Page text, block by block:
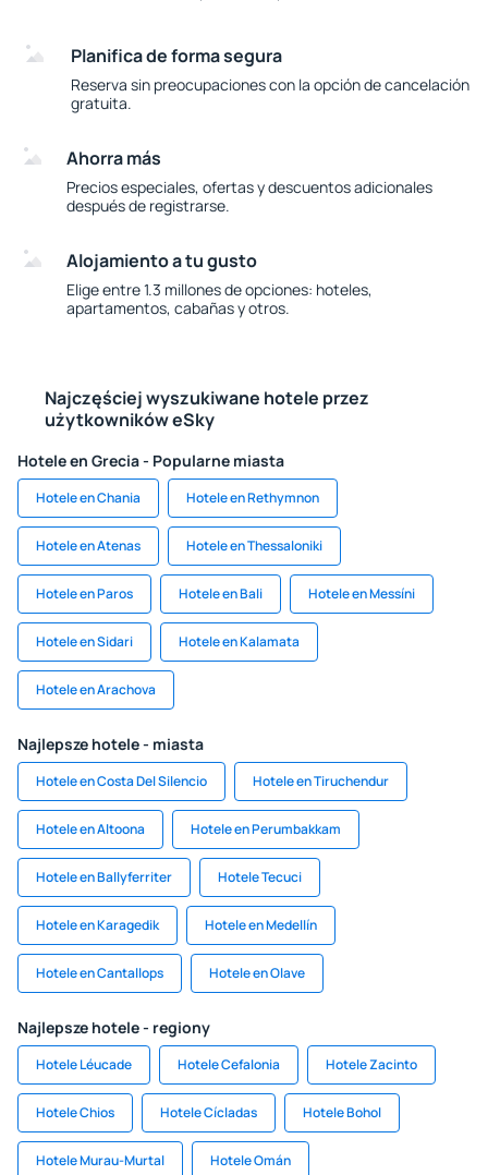
Planifica de forma segura
Reserva sin preocupaciones con la opción de cancelación
gratuita.
Ahorra más
Precios especiales, ofertas y descuentos adicionales
después de registrarse.
Alojamiento a tu gusto
Elige entre 1.3 millones de opciones: hoteles,
apartamentos, cabañas y otros.
Najczęściej wyszukiwane hotele przez
użytkowników eSky
Hotele en Grecia - Popularne miasta
Hotele en Chania Hotele en Rethymnon
Hotele en Atenas Hotele en Thessaloniki
Hotele en Paros Hotele en Bali Hotele en Messíni
Hotele en Sidari Hotele en Kalamata
Hotele en Arachova
Najlepsze hotele - miasta
Hotele en Costa Del Silencio Hotele en Tiruchendur
Hotele en Altoona Hotele en Perumbakkam
Hotele en Ballyferriter Hotele Tecuci
Hotele en Karagedik Hotele en Medellín
Hotele en Cantallops Hotele en Olave
Najlepsze hotele - regiony
Hotele Léucade Hotele Cefalonia Hotele Zacinto
Hotele Chios Hotele Cícladas Hotele Bohol
Hotele Murau-Murtal Hotele Omán